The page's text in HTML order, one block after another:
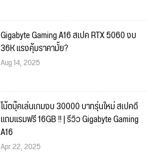
Gigabyte Gaming A16 สเปค RTX 5060 งบ
36K แรงคุ้มราคามั้ย?
Aug 14, 2025
โน้ตบุ๊คเล่นเกมงบ 30000 บาทรุ่นใหม่ สเปคดี
แถมแรมฟรี 16GB !! | รีวิว Gigabyte Gaming
A16
Apr 22, 2025